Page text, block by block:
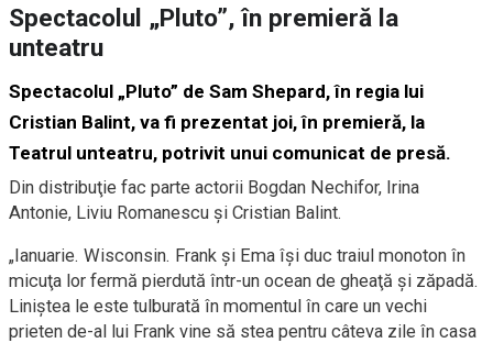
Spectacolul „Pluto”, în premieră la
unteatru
Spectacolul „Pluto” de Sam Shepard, în regia lui
Cristian Balint, va fi prezentat joi, în premieră, la
Teatrul unteatru, potrivit unui comunicat de presă.
Din distribuţie fac parte actorii Bogdan Nechifor, Irina
Antonie, Liviu Romanescu şi Cristian Balint.
„Ianuarie. Wisconsin. Frank şi Ema îşi duc traiul monoton în
micuţa lor fermă pierdută într-un ocean de gheaţă şi zăpadă.
Liniştea le este tulburată în momentul în care un vechi
prieten de-al lui Frank vine să stea pentru câteva zile în casa